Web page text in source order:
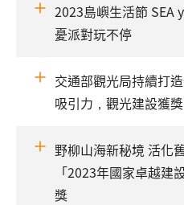
2023島嶼生活節 SEA
憂派對玩不停
交通部觀光局持續打
吸引力，觀光建設獲
野柳山海新秘境 活化
「2023年國家卓越建
獎